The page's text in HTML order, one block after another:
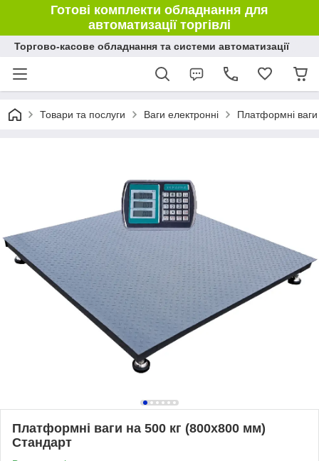
Готові комплекти обладнання для
автоматизації торгівлі
Торгово-касове обладнання та системи автоматизації
Товари та послуги Ваги електронні Платформні ваги
Платформні ваги на 500 кг (800х800 мм)
Стандарт